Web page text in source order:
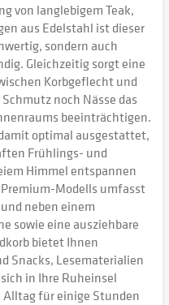
von langlebigem Teak,
aus Edelstahl ist dieser
sondern auch
Gleichzeitig sorgt eine
Korbgeflecht und
noch Nässe das
beeinträchtigen.
optimal ausgestattet,
Frühlings- und
Himmel entspannen
Modells umfasst
neben einem
sowie eine ausziehbare
bietet Ihnen
Snacks, Lesematerialien
in Ihre Ruheinsel
für einige Stunden